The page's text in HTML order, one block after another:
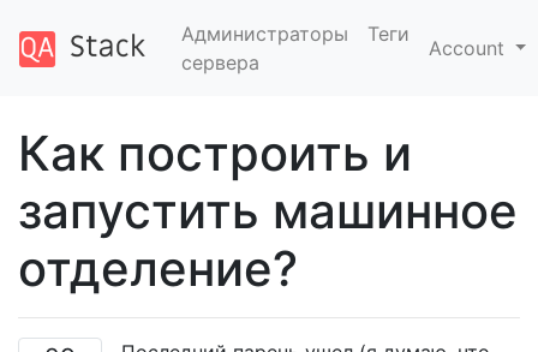
Администраторы
сервера
Теги
Account
Как построить и
запустить машинное
отделение?